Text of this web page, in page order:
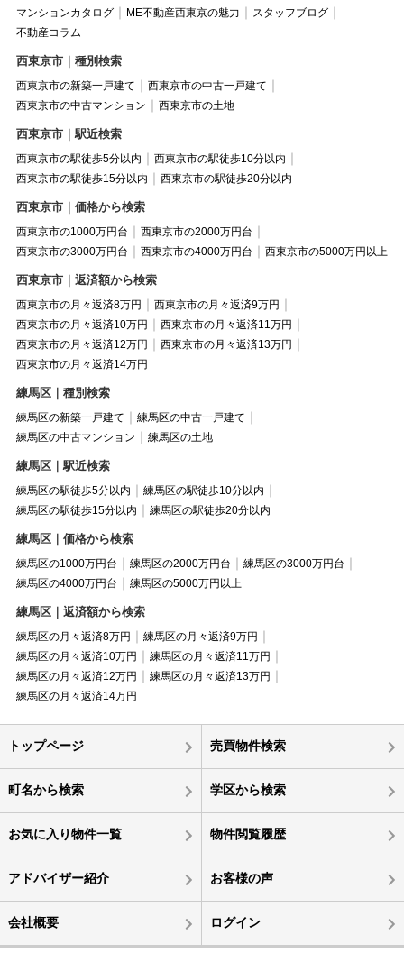
マンションカタログ
ME不動産西東京の魅力
スタッフブログ
不動産コラム
西東京市｜種別検索
西東京市の新築一戸建て
西東京市の中古一戸建て
西東京市の中古マンション
西東京市の土地
西東京市｜駅近検索
西東京市の駅徒歩5分以内
西東京市の駅徒歩10分以内
西東京市の駅徒歩15分以内
西東京市の駅徒歩20分以内
西東京市｜価格から検索
西東京市の1000万円台
西東京市の2000万円台
西東京市の3000万円台
西東京市の4000万円台 西東京市の5000万円以上
西東京市｜返済額から検索
西東京市の月々返済8万円
西東京市の月々返済9万円
西東京市の月々返済10万円
西東京市の月々返済11万円
西東京市の月々返済12万円
西東京市の月々返済13万円
西東京市の月々返済14万円
練馬区｜種別検索
練馬区の新築一戸建て
練馬区の中古一戸建て
練馬区の中古マンション
練馬区の土地
練馬区｜駅近検索
練馬区の駅徒歩5分以内
練馬区の駅徒歩10分以内
練馬区の駅徒歩15分以内
練馬区の駅徒歩20分以内
練馬区｜価格から検索
練馬区の1000万円台 練馬区の2000万円台
練馬区の3000万円台
練馬区の4000万円台
練馬区の5000万円以上
練馬区｜返済額から検索
練馬区の月々返済8万円
練馬区の月々返済9万円
練馬区の月々返済10万円
練馬区の月々返済11万円
練馬区の月々返済12万円
練馬区の月々返済13万円
練馬区の月々返済14万円
トップページ 売買物件検索
町名から検索 学区から検索
お気に入り物件一覧 物件閲覧履歴
アドバイザー紹介 お客様の声
会社概要 ログイン